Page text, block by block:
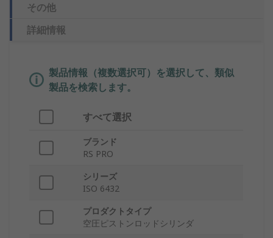
その他
詳細情報
製品情報（複数選択可）を選択して、類似
製品を検索します。
すべて選択
ブランド
RS PRO
シリーズ
ISO 6432
プロダクトタイプ
空圧ピストンロッドシリンダ